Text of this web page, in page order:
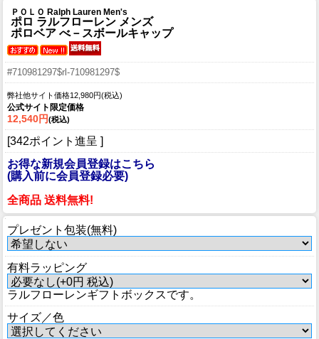
ＰＯＬＯ Ralph Lauren Men's
ポロ ラルフローレン メンズ
ポロベア べ－スボールキャップ
#710981297$rl-710981297$
弊社他サイト価格12,980円(税込)
公式サイト限定価格
12,540円(税込)
[342ポイント進呈 ]
お得な新規会員登録はこちら
(購入前に会員登録必要)
全商品 送料無料!
プレゼント包装(無料)
有料ラッピング
ラルフローレンギフトボックスです。
サイズ／色